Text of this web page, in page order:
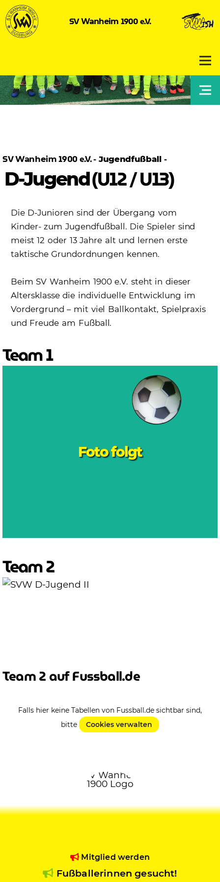
SVWanheim 1900 e.V.
SVWanheim 1900 e.V. - Jugendfußball -
D-Jugend(U12 / U13)
Die D-Junioren sind der Übergang vom
Kinder- zum Jugendfußball. Die Spieler sind
meist 12 oder 13 Jahre alt und lernen erste
taktische Grundordnungen kennen.
Beim SV Wanheim 1900 e.V. steht in dieser
Altersklasse die individuelle Entwicklung im
Vordergrund – mit viel Ballkontakt, Spielpraxis
und Freude am Fußball.
Team 1
Foto folgt
Team 2
Team 2 auf Fussball.de
Falls hier keine Tabellen von Fussball.de sichtbar sind,
bitte
Cookies verwalten
Mitglied werden
Fußballerinnen gesucht!